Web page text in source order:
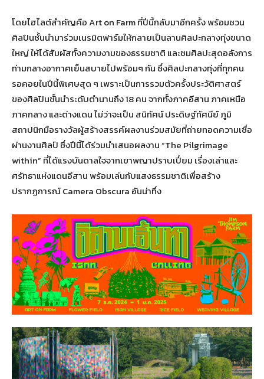
โดยไฮไลต์สำคัญคือ Art on Farm ที่ปีนี้กลับมาอีกครั้ง พร้อมชวน
ศิลปินชั้นนำมาร่วมเนรมิตฟาร์มให้กลายเป็นลานศิลปะกลางทุ่งขนาด
ใหญ่ ให้ได้สัมผัสทั้งความงามของธรรมชาติ และชมศิลปะสุดอลังการ
ท่ามกลางอากาศเย็นสบายไปพร้อมๆ กัน ซึ่งศิลปะกลางทุ่งที่ทุกคน
รอคอยในปีนี้พิเศษสุด ๆ เพราะเป็นการรวมตัวครั้งประวัติศาสตร์
ของศิลปินชั้นนำระดับตำนานถึง 18 คน จากทั้งภาคอีสาน ภาคเหนือ
ภาคกลาง และต่างแดน ไม่ว่าจะเป็น สนิทัศน์ ประดิษฐ์ทัศนีย์ ภูมิ
สถาปนิกมือรางวัลผู้สร้างสรรค์ผลงานร่วมสมัยที่ถ่ายทอดความเชื่อ
ผ่านงานศิลป์ ซึ่งปีนี้ได้ร่วมนำเสนอผลงาน “The Pilgrimage
within” ที่ได้แรงบันดาลใจจากเขาพญาปราบเปี่ยม เรื่องเล่าและ
ศรัทธาแห่งแดนอีสาน พร้อมเล่นกับแสงธรรมชาติเพื่อสร้าง
ปรากฏการณ์ Camera Obscura อันน่าทึ่ง